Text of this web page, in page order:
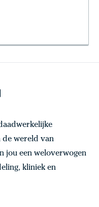
de wereld van
jou een weloverwogen
kliniek en